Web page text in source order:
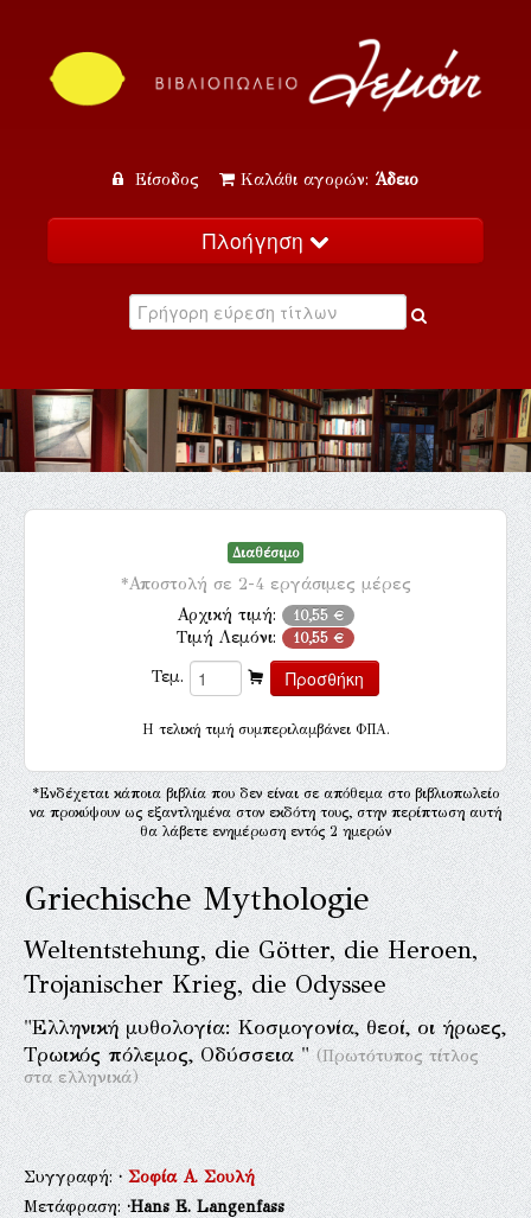
Είσοδος Καλάθι αγορών: Άδειο
Πλοήγηση
Κατάλογος
Εκδηλώσεις
Επικοινωνία
Διαθέσιμο
*Αποστολή σε 2-4 εργάσιμες μέρες
Αρχική τιμή: 10,55 €
Τιμή Λεμόνι: 10,55 €
Τεμ.
H τελική τιμή συμπεριλαμβάνει ΦΠΑ.
*Ενδέχεται κάποια βιβλία που δεν είναι σε απόθεμα στο βιβλιοπωλείο
να προκύψουν ως εξαντλημένα στον εκδότη τους, στην περίπτωση αυτή
θα λάβετε ενημέρωση εντός 2 ημερών
Griechische Mythologie
Weltentstehung, die Götter, die Heroen,
Trojanischer Krieg, die Odyssee
"Ελληνική μυθολογία: Κοσμογονία, θεοί, οι ήρωες,
Τρωικός πόλεμος, Οδύσσεια "(Πρωτότυπος τίτλος
στα ελληνικά)
Συγγραφή:·Σοφία Α. Σουλή
Μετάφραση:·Hans E. Langenfass